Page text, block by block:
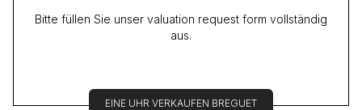
Bitte füllen Sie unser valuation request form vollständig
aus.
EINE UHR VERKAUFEN BREGUET